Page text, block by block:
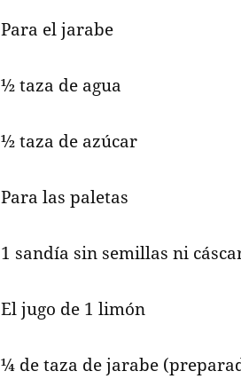
Para el jarabe
½ taza de agua
½ taza de azúcar
Para las paletas
1 sandía sin semillas ni
El jugo de 1 limón
¼ de taza de jarabe